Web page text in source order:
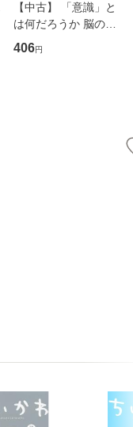
【中古】 「意識」と
は何だろうか 脳の来
歴、知覚の錯誤 （講
談社現代新書） / 下条
406円